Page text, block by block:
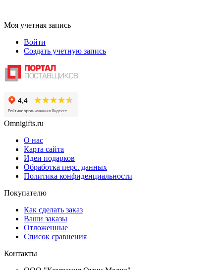
Моя учетная запись
Войти
Создать учетную запись
Omnigifts.ru
О нас
Карта сайта
Идеи подарков
Обработка перс. данных
Политика конфиденциальности
Покупателю
Как сделать заказ
Ваши заказы
Отложенные
Список сравнения
Контакты